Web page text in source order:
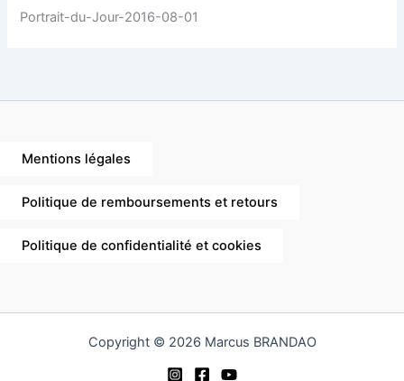
Portrait-du-Jour-2016-08-01
Mentions légales
Politique de remboursements et retours
Politique de confidentialité et cookies
Copyright © 2026 Marcus BRANDAO